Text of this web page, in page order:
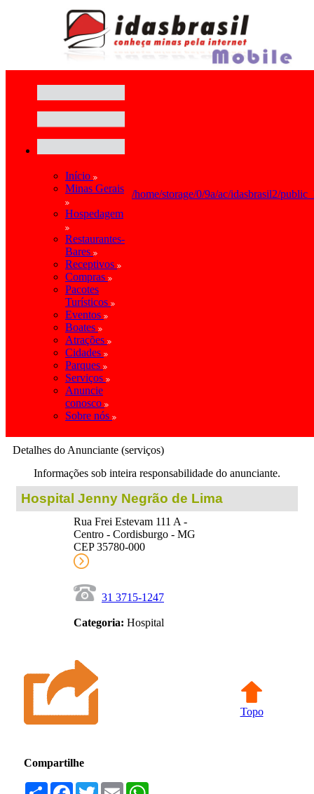
Início
Minas Gerais
Hospedagem
Restaurantes-
Bares
Receptivos
Compras
Pacotes
Turísticos
Eventos
Boates
Atrações
Cidades
Parques
Serviços
Anuncie
conosco
Sobre nós
/home/storage/0/9a/ac/idasbrasil2/
Detalhes do Anunciante (serviços)
Informações sob inteira responsabilidade do anunciante.
Hospital Jenny Negrão de Lima
Rua Frei Estevam 111 A -
Centro - Cordisburgo - MG
CEP 35780-000
31 3715-1247
Categoria: Hospital
Topo
Compartilhe
Compartilhar
Facebook
TwitterEmail